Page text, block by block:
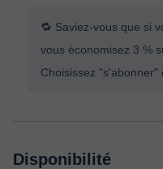
🔁 Saviez-vous que si
vous économisez 3 %
Choisissez "s'abonner"
Disponibilité